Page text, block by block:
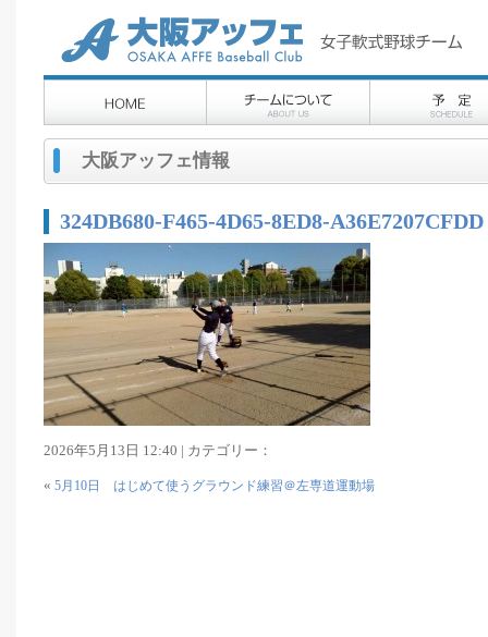
大阪アッフェ情報
324DB680-F465-4D65-8ED8-A36E7207CFDD
2026年5月13日 12:40 | カテゴリー：
« 5月10日 はじめて使うグラウンド練習＠左専道運動場